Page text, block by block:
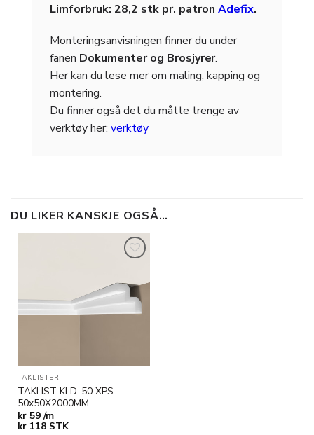
Limforbruk: 28,2 stk pr. patron Adefix.
Monteringsanvisningen finner du under
fanen Dokumenter og Brosjyrer.
Her kan du lese mer om maling, kapping og
montering.
Du finner også det du måtte trenge av
verktøy her: verktøy
DU LIKER KANSKJE OGSÅ…
Legg til
i
ønskeliste
TAKLISTER
TAKLIST KLD-50 XPS
50x50X2000MM
kr59 /m
kr118 STK